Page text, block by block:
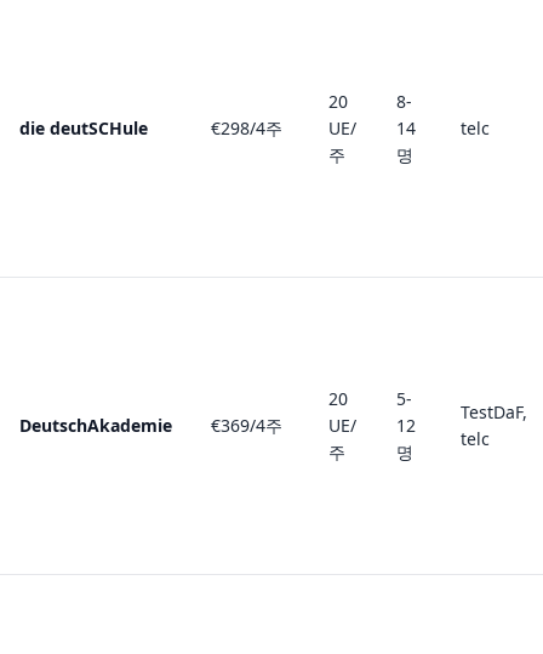
die deutSCHule €298/4주
20
UE/
주
8-
14
명
telc
DeutschAkademie €369/4주
20
UE/
주
5-
12
명
TestDaF,
telc